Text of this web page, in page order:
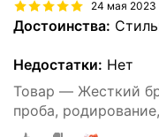
24 мая 2023
Достоинства:
Недостатки: Нет
Товар — Жесткий
проба,